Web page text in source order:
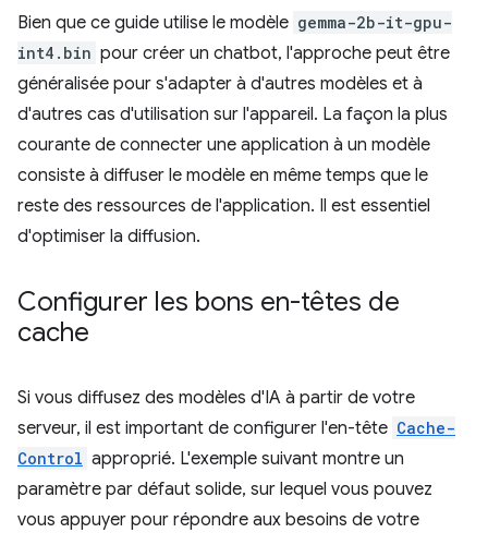
Bien que ce guide utilise le modèle gemma-2b-it-gpu-
int4.bin pour créer un chatbot, l'approche peut être
généralisée pour s'adapter à d'autres modèles et à
d'autres cas d'utilisation sur l'appareil. La façon la plus
courante de connecter une application à un modèle
consiste à diffuser le modèle en même temps que le
reste des ressources de l'application. Il est essentiel
d'optimiser la diffusion.
Configurer les bons en-têtes de
cache
Si vous diffusez des modèles d'IA à partir de votre
serveur, il est important de configurer l'en-tête Cache-
Control approprié. L'exemple suivant montre un
paramètre par défaut solide, sur lequel vous pouvez
vous appuyer pour répondre aux besoins de votre